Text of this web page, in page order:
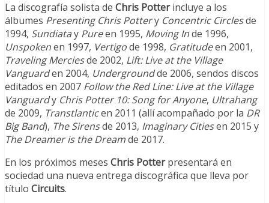
La discografía solista de Chris Potterincluye a los
álbumes Presenting Chris Pottery Concentric Circlesde
1994, Sundiatay Pureen 1995, Moving Inde 1996,
Unspokenen 1997, Vertigode 1998, Gratitudeen 2001,
Traveling Merciesde 2002, Lift: Live at the Village
Vanguarden 2004, Undergroundde 2006, sendos discos
editados en 2007 Follow the Red Line: Live at the Village
Vanguardy Chris Potter 10: Song for Anyone, Ultrahang
de 2009, Transtlanticen 2011 (allí acompañado por la DR
Big Band), The Sirensde 2013, Imaginary Citiesen 2015 y
The Dreamer is the Dreamde 2017.
En los próximos meses Chris Potterpresentará en
sociedad una nueva entrega discográfica que lleva por
título Circuits.